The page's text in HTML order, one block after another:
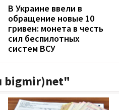
В Украине ввели в
обращение новые 10
гривен: монета в честь
сил беспилотных
систем ВСУ
bigmir)net"